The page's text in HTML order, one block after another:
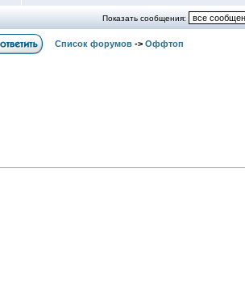
Показать сообщения:
Список форумов -> Оффтоп